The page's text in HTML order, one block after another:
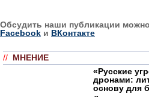
Обсудить наши публикации
Facebook и ВКонтакте
// МНЕНИЕ
«Русские
дронами:
основу для